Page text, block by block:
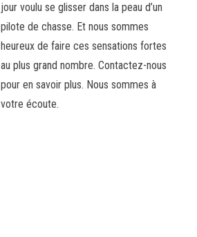
jour voulu se glisser dans la peau d’un
pilote de chasse. Et nous sommes
heureux de faire ces sensations fortes
au plus grand nombre. Contactez-nous
pour en savoir plus. Nous sommes à
votre écoute.